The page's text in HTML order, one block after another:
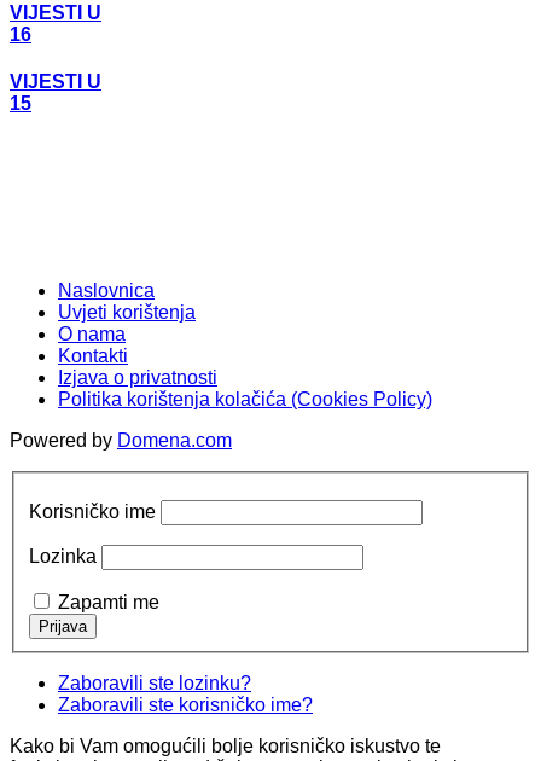
VIJESTI U
16
VIJESTI U
15
Naslovnica
Uvjeti korištenja
O nama
Kontakti
Izjava o privatnosti
Politika korištenja kolačića (Cookies Policy)
Powered by Domena.com
Korisničko ime
Lozinka
Zapamti me
Zaboravili ste lozinku?
Zaboravili ste korisničko ime?
Kako bi Vam omogućili bolje korisničko iskustvo te